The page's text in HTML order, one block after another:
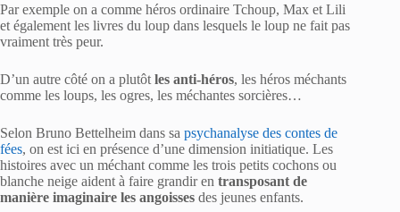
Par exemple on a comme héros ordinaire Tchoup, Max et Lili
et également les livres du loup dans lesquels le loup ne fait pas
vraiment très peur.
D’un autre côté on a plutôt les anti-héros, les héros méchants
comme les loups, les ogres, les méchantes sorcières…
Selon Bruno Bettelheim dans sa psychanalyse des contes de
fées, on est ici en présence d’une dimension initiatique. Les
histoires avec un méchant comme les trois petits cochons ou
blanche neige aident à faire grandir en transposant de
manière imaginaire les angoisses des jeunes enfants.